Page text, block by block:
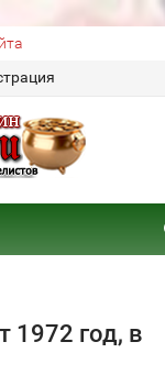
1972 год, в